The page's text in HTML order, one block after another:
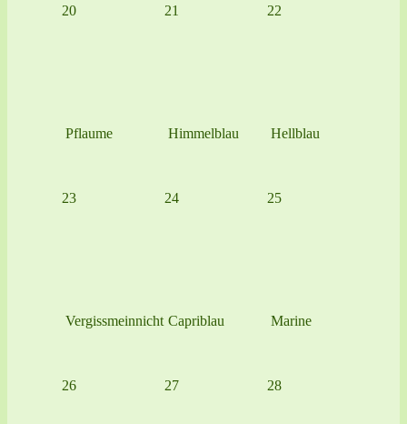
20
Pflaume
21
Himmelblau
22
Hellblau
23
Vergissmeinnicht
24
Capriblau
25
Marine
26 27 28